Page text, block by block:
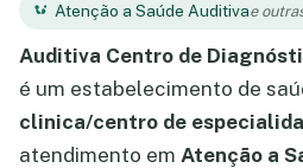
Atenção a Saúde Auditivae
Auditiva Centro de
é um estabelecimento de
clinica/centro de
atendimento em Atenção a